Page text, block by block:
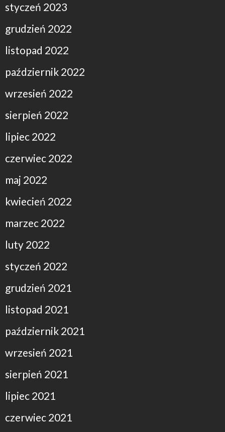
styczeń 2023
grudzień 2022
listopad 2022
październik 2022
wrzesień 2022
sierpień 2022
lipiec 2022
czerwiec 2022
maj 2022
kwiecień 2022
marzec 2022
luty 2022
styczeń 2022
grudzień 2021
listopad 2021
październik 2021
wrzesień 2021
sierpień 2021
lipiec 2021
czerwiec 2021